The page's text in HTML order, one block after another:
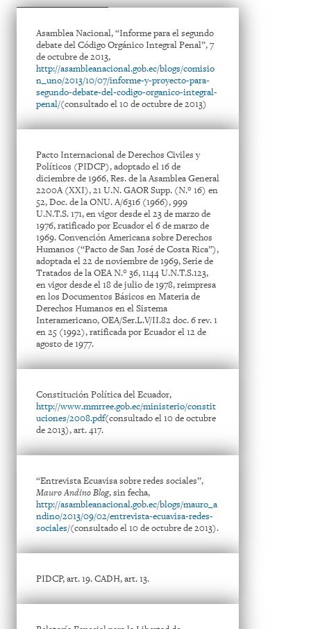
Asamblea Nacional, “Informe para el segundo
debate del Código Orgánico Integral Penal”, 7
de octubre de 2013,
http://asambleanacional.gob.ec/blogs/comisio
n_uno/2013/10/07/informe-y-proyecto-para-
segundo-debate-del-codigo-organico-integral-
penal/(consultado el 10 de octubre de 2013)
Pacto Internacional de Derechos Civiles y
Políticos (PIDCP), adoptado el 16 de
diciembre de 1966, Res. de la Asamblea General
2200A (XXI), 21 U.N. GAOR Supp. (N.° 16) en
52, Doc. de la ONU. A/6316 (1966), 999
U.N.T.S. 171, en vigor desde el 23 de marzo de
1976, ratificado por Ecuador el 6 de marzo de
1969. Convención Americana sobre Derechos
Humanos (“Pacto de San José de Costa Rica”),
adoptada el 22 de noviembre de 1969, Serie de
Tratados de la OEA N.° 36, 1144 U.N.T.S.123,
en vigor desde el 18 de julio de 1978, reimpresa
en los Documentos Básicos en Materia de
Derechos Humanos en el Sistema
Interamericano, OEA/Ser.L.V/II.82 doc. 6 rev. 1
en 25 (1992), ratificada por Ecuador el 12 de
agosto de 1977.
Constitución Política del Ecuador,
http://www.mmrree.gob.ec/ministerio/constit
uciones/2008.pdf(consultado el 10 de octubre
de 2013), art. 417.
“Entrevista Ecuavisa sobre redes sociales”,
Mauro Andino Blog, sin fecha,
http://asambleanacional.gob.ec/blogs/mauro_a
ndino/2013/09/02/entrevista-ecuavisa-redes-
sociales/(consultado el 10 de octubre de 2013).
PIDCP, art. 19. CADH, art. 13.